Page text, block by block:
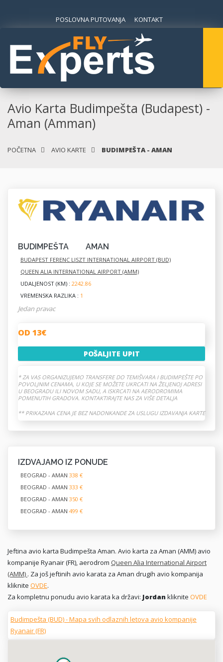
POSLOVNA PUTOVANJA KONTAKT
Avio Karta Budimpešta (Budapest) -
Aman (Amman)
POČETNA AVIO KARTE BUDIMPEŠTA - AMAN
BUDIMPEŠTA AMAN
BUDAPEST FERENC LISZT INTERNATIONAL AIRPORT (BUD)
QUEEN ALIA INTERNATIONAL AIRPORT (AMM)
UDALJENOST (KM) : 2242.86
VREMENSKA RAZLIKA : 1
Jedan pravac
OD 13€
POŠALJITE UPIT
* ZA VAS ORGANIZUJEMO TRANSFERE DO TEMIŠVARA I BUDIMPEŠTE PO
POVOLJNIM CENAMA, U KOJE SE MOŽETE UKRCATI NA ŽELJENOJ ADRESI
U BEOGRADU ILI NOVOM SADU, A ISKRCATI NA AERODROMIMA
POMENUTIH GRADOVA. KONTAKTIRAJTE NAS ZA VIŠE DETALJA
** PRIKAZANA CENA JE BEZ NADONKANDE ZA USLUGU IZDAVANJA KARTE
IZDVAJAMO IZ PONUDE
BEOGRAD - AMAN 338 €
BEOGRAD - AMAN 333 €
BEOGRAD - AMAN 350 €
BEOGRAD - AMAN 499 €
Jeftina avio karta Budimpešta Aman. Avio karta za Aman (AMM) avio
kompanije Ryanair (FR), aerodrom Queen Alia International Airport
(AMM) . Za još jeftinih avio karata za Aman drugih avio kompanija
kliknite OVDE.
Za kompletnu ponudu avio karata ka državi: Jordan kliknite OVDE
Budimpešta (BUD) - Mapa svih odlaznih letova avio kompanije
Ryanair (FR)